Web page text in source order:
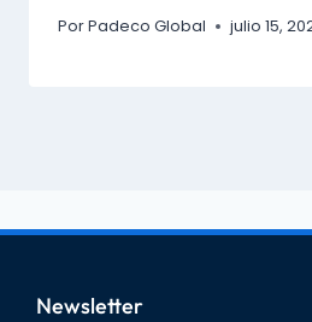
PorPadeco Global julio 15,
Newsletter